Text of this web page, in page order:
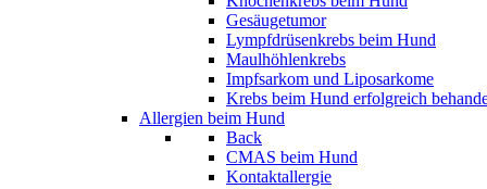
Gesäugetumor
Lympfdrüsenkrebs beim Hund
Maulhöhlenkrebs
Impfsarkom und Liposarkome
Krebs beim Hund erfolgreich
Allergien beim Hund
Back
CMAS beim Hund
Kontaktallergie